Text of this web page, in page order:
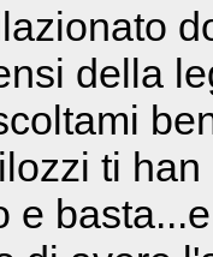
della
ti
e